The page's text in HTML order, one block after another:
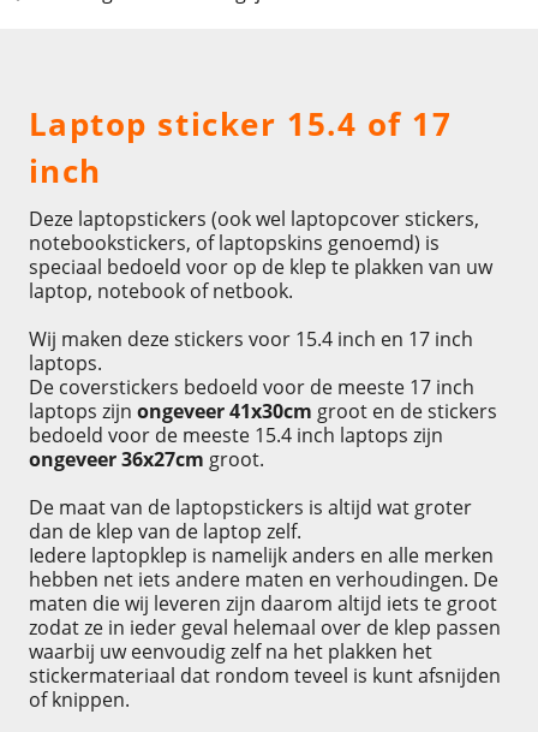
Laptop sticker 15.4 of 17
inch
Deze laptopstickers (ook wel laptopcover stickers,
notebookstickers, of laptopskins genoemd) is
speciaal bedoeld voor op de klep te plakken van uw
laptop, notebook of netbook.
Wij maken deze stickers voor 15.4 inch en 17 inch
laptops.
De coverstickers bedoeld voor de meeste 17 inch
laptops zijn ongeveer 41x30cm groot en de stickers
bedoeld voor de meeste 15.4 inch laptops zijn
ongeveer 36x27cm groot.
De maat van de laptopstickers is altijd wat groter
dan de klep van de laptop zelf.
Iedere laptopklep is namelijk anders en alle merken
hebben net iets andere maten en verhoudingen. De
maten die wij leveren zijn daarom altijd iets te groot
zodat ze in ieder geval helemaal over de klep passen
waarbij uw eenvoudig zelf na het plakken het
stickermateriaal dat rondom teveel is kunt afsnijden
of knippen.